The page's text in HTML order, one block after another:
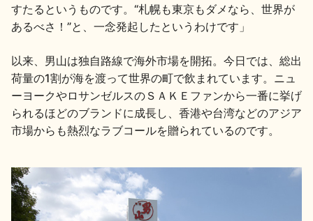
季節の商品 イベント情報
地酒蔵元会WEB展示会
すたるというものです。“札幌も東京もダメなら、世界が
あるべさ！”と、一念発起したというわけです」
以来、男山は独自路線で海外市場を開拓。今日では、総出
荷量の1割が海を渡って世界の町で飲まれています。ニュ
ーヨークやロサンゼルスのＳＡＫＥファンから一番に挙げ
られるほどのブランドに成長し、香港や台湾などのアジア
市場からも熱烈なラブコールを贈られているのです。